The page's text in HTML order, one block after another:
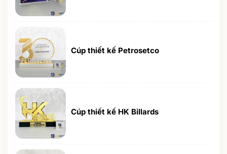
Cúp thiết kế Petrosetco
Cúp thiết kế HK Billards